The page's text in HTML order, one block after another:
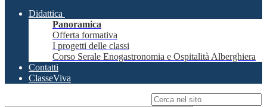
Didattica
Panoramica
Offerta formativa
I progetti delle classi
Corso Serale Enogastronomia e Ospitalità Alberghiera
Contatti
ClasseViva